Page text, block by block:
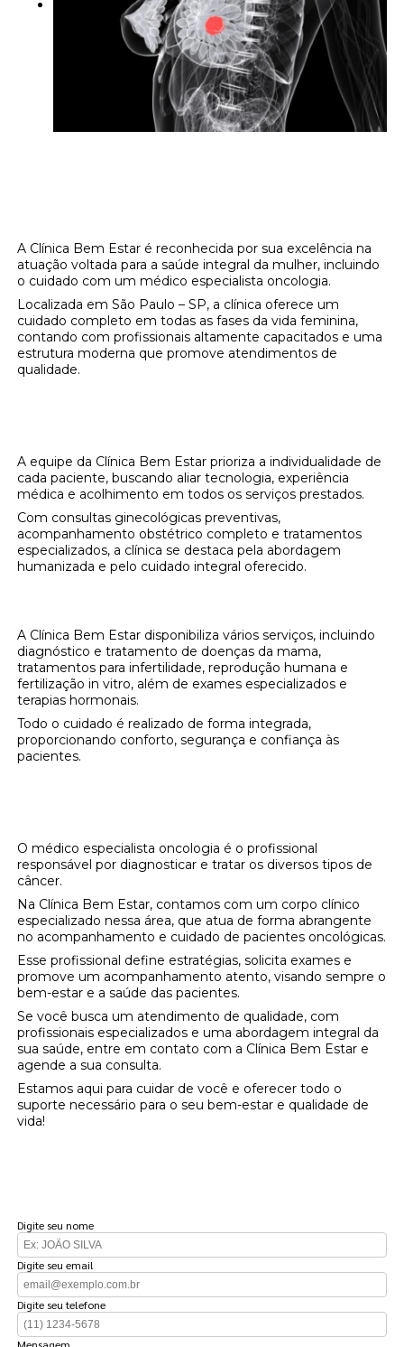
A Clínica Bem Estar é reconhecida por sua excelência na
atuação voltada para a saúde integral da mulher, incluindo
o cuidado com um médico especialista oncologia.
Localizada em São Paulo – SP, a clínica oferece um
cuidado completo em todas as fases da vida feminina,
contando com profissionais altamente capacitados e uma
estrutura moderna que promove atendimentos de
qualidade.
A equipe da Clínica Bem Estar prioriza a individualidade de
cada paciente, buscando aliar tecnologia, experiência
médica e acolhimento em todos os serviços prestados.
Com consultas ginecológicas preventivas,
acompanhamento obstétrico completo e tratamentos
especializados, a clínica se destaca pela abordagem
humanizada e pelo cuidado integral oferecido.
A Clínica Bem Estar disponibiliza vários serviços, incluindo
diagnóstico e tratamento de doenças da mama,
tratamentos para infertilidade, reprodução humana e
fertilização in vitro, além de exames especializados e
terapias hormonais.
Todo o cuidado é realizado de forma integrada,
proporcionando conforto, segurança e confiança às
pacientes.
O médico especialista oncologia é o profissional
responsável por diagnosticar e tratar os diversos tipos de
câncer.
Na Clínica Bem Estar, contamos com um corpo clínico
especializado nessa área, que atua de forma abrangente
no acompanhamento e cuidado de pacientes oncológicas.
Esse profissional define estratégias, solicita exames e
promove um acompanhamento atento, visando sempre o
bem-estar e a saúde das pacientes.
Se você busca um atendimento de qualidade, com
profissionais especializados e uma abordagem integral da
sua saúde, entre em contato com a Clínica Bem Estar e
agende a sua consulta.
Estamos aqui para cuidar de você e oferecer todo o
suporte necessário para o seu bem-estar e qualidade de
vida!
Digite seu nome
Digite seu email
Digite seu telefone
Mensagem